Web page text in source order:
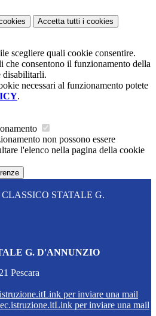
Accetta tutti i cookies
scegliere quali cookie consentire.
che consentono il funzionamento della
disabilitarli.
necessari al funzionamento potete
.
non possono essere
l'elenco nella pagina della cookie
STATALE G.
G. D'ANNUNZIO
Pescara
Link per inviare una mail
Link per inviare una mail